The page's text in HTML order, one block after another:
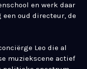
en werk daar
oud directeur, de
Leo die al
muziekscene actief